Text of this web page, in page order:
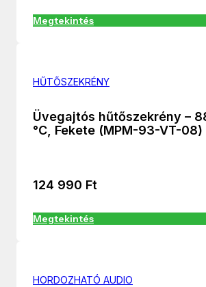
Megtekintés
HŰTŐSZEKRÉNY
Üvegajtós hűtőszekrény –
°C, Fekete (MPM-93-VT-08)
124 990 Ft
Megtekintés
HORDOZHATÓ AUDIO